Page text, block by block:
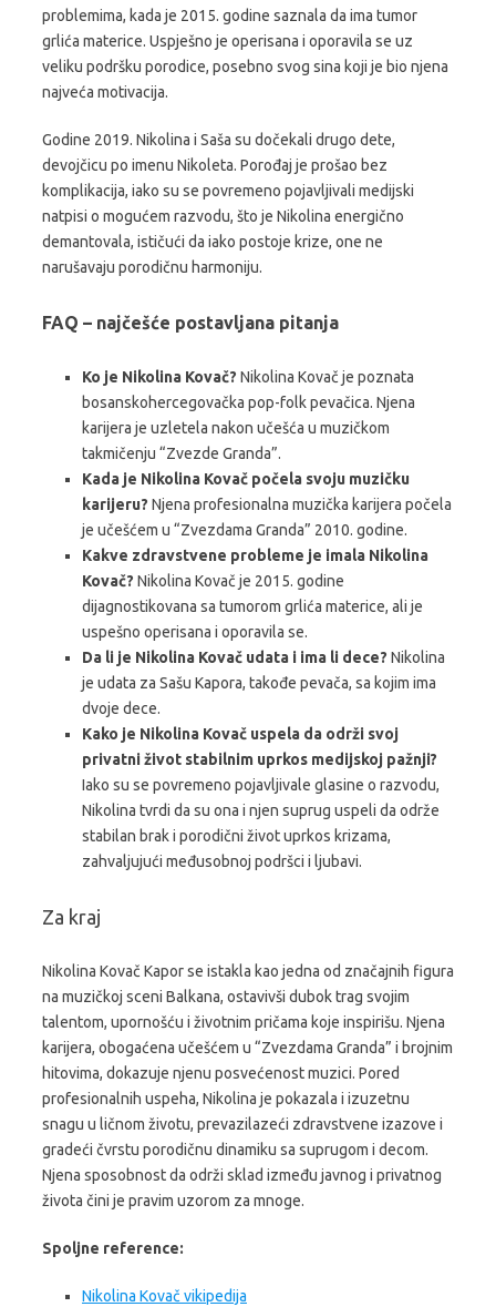
problemima, kada je 2015. godine saznala da ima tumor
grlića materice. Uspješno je operisana i oporavila se uz
veliku podršku porodice, posebno svog sina koji je bio njena
najveća motivacija.
Godine 2019. Nikolina i Saša su dočekali drugo dete,
devojčicu po imenu Nikoleta. Porođaj je prošao bez
komplikacija, iako su se povremeno pojavljivali medijski
natpisi o mogućem razvodu, što je Nikolina energično
demantovala, ističući da iako postoje krize, one ne
narušavaju porodičnu harmoniju.
FAQ – najčešće postavljana pitanja
Ko je Nikolina Kovač? Nikolina Kovač je poznata
bosanskohercegovačka pop-folk pevačica. Njena
karijera je uzletela nakon učešća u muzičkom
takmičenju “Zvezde Granda”.
Kada je Nikolina Kovač počela svoju muzičku
karijeru? Njena profesionalna muzička karijera počela
je učešćem u “Zvezdama Granda” 2010. godine.
Kakve zdravstvene probleme je imala Nikolina
Kovač? Nikolina Kovač je 2015. godine
dijagnostikovana sa tumorom grlića materice, ali je
uspešno operisana i oporavila se.
Da li je Nikolina Kovač udata i ima li dece? Nikolina
je udata za Sašu Kapora, takođe pevača, sa kojim ima
dvoje dece.
Kako je Nikolina Kovač uspela da održi svoj
privatni život stabilnim uprkos medijskoj pažnji?
Iako su se povremeno pojavljivale glasine o razvodu,
Nikolina tvrdi da su ona i njen suprug uspeli da održe
stabilan brak i porodični život uprkos krizama,
zahvaljujući međusobnoj podršci i ljubavi.
Za kraj
Nikolina Kovač Kapor se istakla kao jedna od značajnih figura
na muzičkoj sceni Balkana, ostavivši dubok trag svojim
talentom, upornošću i životnim pričama koje inspirišu. Njena
karijera, obogaćena učešćem u “Zvezdama Granda” i brojnim
hitovima, dokazuje njenu posvećenost muzici. Pored
profesionalnih uspeha, Nikolina je pokazala i izuzetnu
snagu u ličnom životu, prevazilazeći zdravstvene izazove i
gradeći čvrstu porodičnu dinamiku sa suprugom i decom.
Njena sposobnost da održi sklad između javnog i privatnog
života čini je pravim uzorom za mnoge.
Spoljne reference:
Nikolina Kovač vikipedija